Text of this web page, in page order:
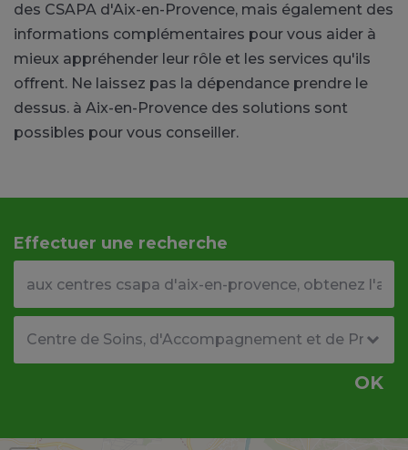
des CSAPA d'Aix-en-Provence, mais également des
informations complémentaires pour vous aider à
mieux appréhender leur rôle et les services qu'ils
offrent. Ne laissez pas la dépendance prendre le
dessus. à Aix-en-Provence des solutions sont
possibles pour vous conseiller.
Effectuer une recherche
OK